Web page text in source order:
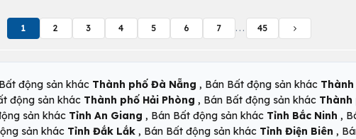
1 2 3 4 5 6 7 ... 45
động sản khác Thành phố Đà Nẵng , Bán Bất động sản khác
động sản khác Thành phố Hải Phòng , Bán Bất động sản khác Thành
sản khác Tỉnh An Giang , Bán Bất động sản khác Tỉnh Bắc Ninh ,
sản khác Tỉnh Đắk Lắk , Bán Bất động sản khác Tỉnh Điện Biên ,